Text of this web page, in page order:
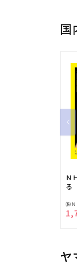
国
Ｎ
る
販
売
㈱
通
ヤ